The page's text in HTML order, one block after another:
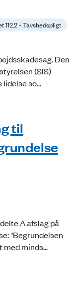
112.2 - Tavshedspligt
Den
(SIS)
so...
til
A afslag på
"Begrundelsen
minds...